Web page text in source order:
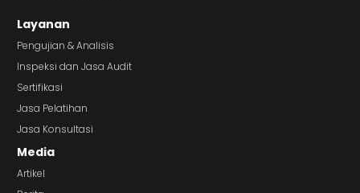
Layanan
Pengujian & Analisis
Inspeksi dan Jasa Audit
Sertifikasi
Jasa Pelatihan
Jasa Konsultasi
Media
Artikel